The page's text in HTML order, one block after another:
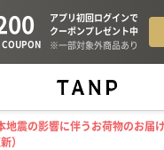
地震の影響に伴うお荷物のお届
）